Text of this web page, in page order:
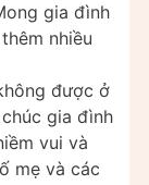
gia đình
nhiều
được ở
gia đình
vui và
mẹ và các